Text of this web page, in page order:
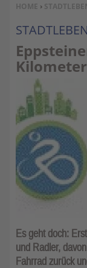
SIE BEFINDEN SICH
HOME ›
STADTLEBEN
Kilometer
Es geht doch:
und Radler,
Fahrrad zurück